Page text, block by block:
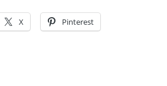
X Pinterest